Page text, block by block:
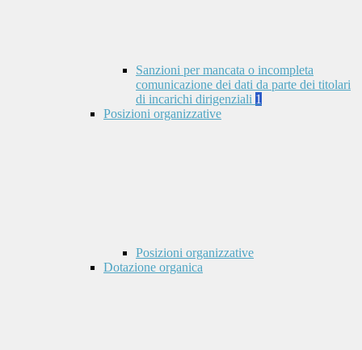
Sanzioni per mancata o incompleta
comunicazione dei dati da parte dei titolari
di incarichi dirigenziali 1
Posizioni organizzative
Posizioni organizzative
Dotazione organica